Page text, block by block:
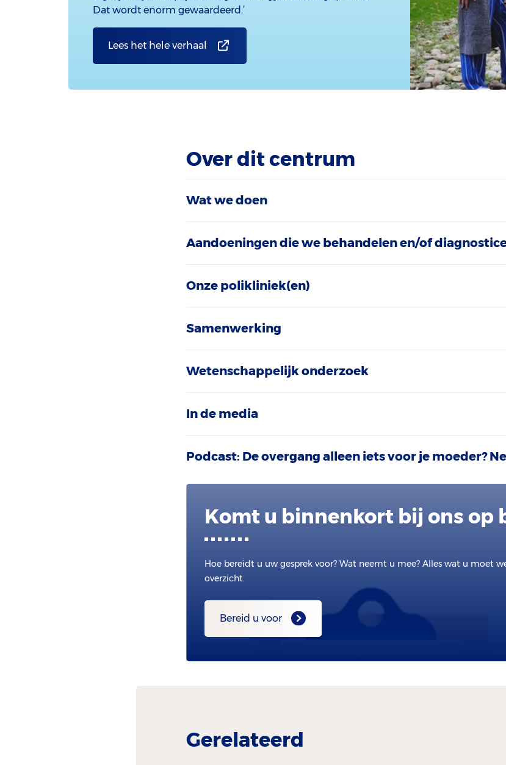
Dat wordt enorm gewaardeerd.’
Lees het hele verhaal
Over dit centrum
Wat we doen
Aandoeningen die we behandelen en/of
Onze polikliniek(en)
Samenwerking
Wetenschappelijk onderzoek
In de media
Podcast: De overgang alleen iets voor je moeder?
Komt u binnenkort bij ons op
Hoe bereidt u uw gesprek voor? Wat neemt u mee? Alles wat u moet
overzicht.
Bereid u voor
Gerelateerd